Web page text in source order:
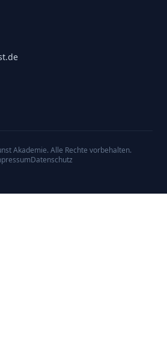
Akademie. Alle Rechte vorbehalten.
Datenschutz